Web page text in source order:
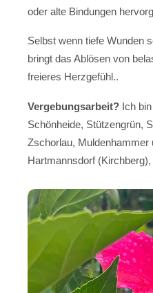
oder alte Bindungen
Selbst wenn tiefe Wunden
bringt das Ablösen von
freieres Herzgefühl..
Vergebungsarbeit? Ich
Schönheide, Stützengrün,
Zschorlau, Muldenhammer
Hartmannsdorf